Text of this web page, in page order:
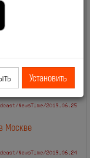
Установить
Москве